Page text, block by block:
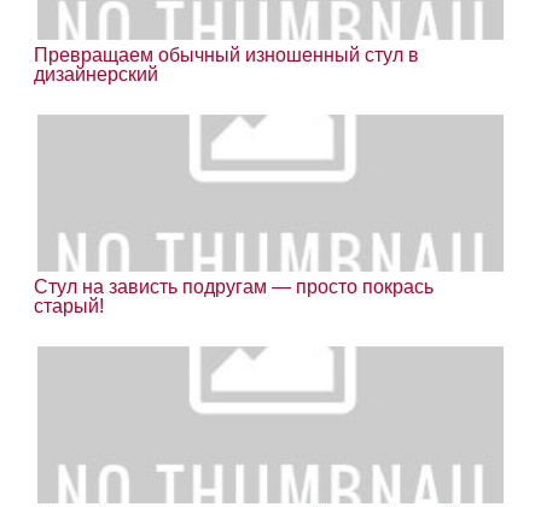
Превращаем обычный изношенный стул в
дизайнерский
Стул на зависть подругам — просто покрась
старый!